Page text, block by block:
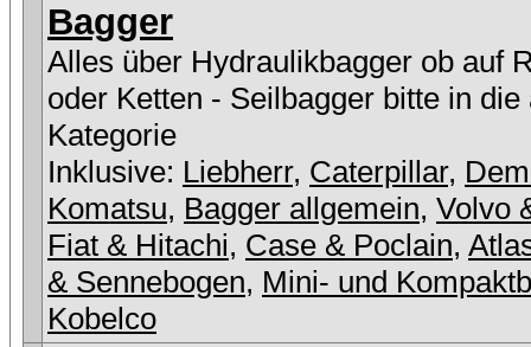
Bagger
Alles über Hydraulikbagger ob auf
oder Ketten - Seilbagger bitte in die
Kategorie
Inklusive: Liebherr, Caterpillar,
Komatsu, Bagger allgemein, Volvo
Fiat & Hitachi, Case & Poclain,
& Sennebogen, Mini- und
Kobelco